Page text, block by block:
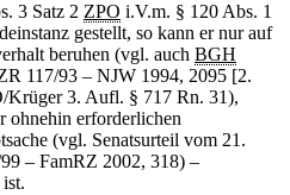
3 Satz 2 ZPO i.V.m. § 120 Abs. 1
gestellt, so kann er nur auf
beruhen (vgl. auch BGH
117/93 – NJW 1994, 2095 [2.
3. Aufl. § 717 Rn. 31),
ohnehin erforderlichen
(vgl. Senatsurteil vom 21.
– FamRZ 2002, 318) –